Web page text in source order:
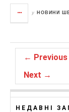
c
b
o
o
k
tt
у НОВИНИ
← Previous
Next →
НЕДАВНІ